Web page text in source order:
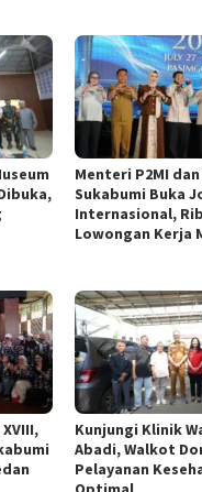
Menteri P2MI
Sukabumi Buka
Internasional,
Lowongan Kerja
Kunjungi Klinik
Abadi, Walkot
Pelayanan